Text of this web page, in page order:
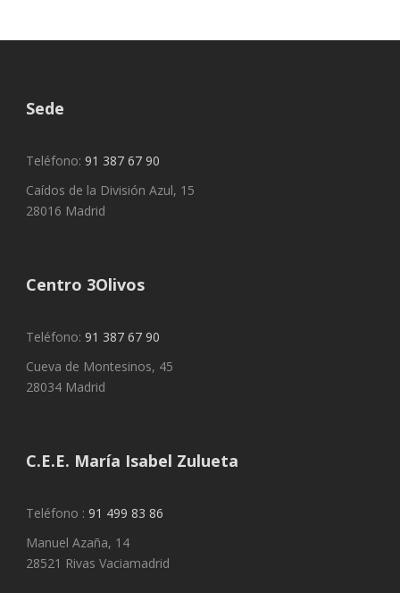
Sede
Teléfono: 91 387 67 90
Caídos de la División Azul, 15
28016 Madrid
Centro 3Olivos
Teléfono: 91 387 67 90
Cueva de Montesinos, 45
28034 Madrid
C.E.E. María Isabel Zulueta
Teléfono : 91 499 83 86
Manuel Azaña, 14
28521 Rivas Vaciamadrid